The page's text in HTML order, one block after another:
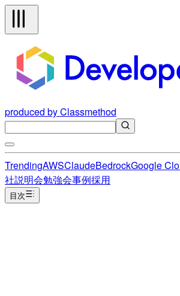
produced by Classmethod
TrendingAWSClaudeBedrockGoogle
社説明会勉強会事例採用
目次